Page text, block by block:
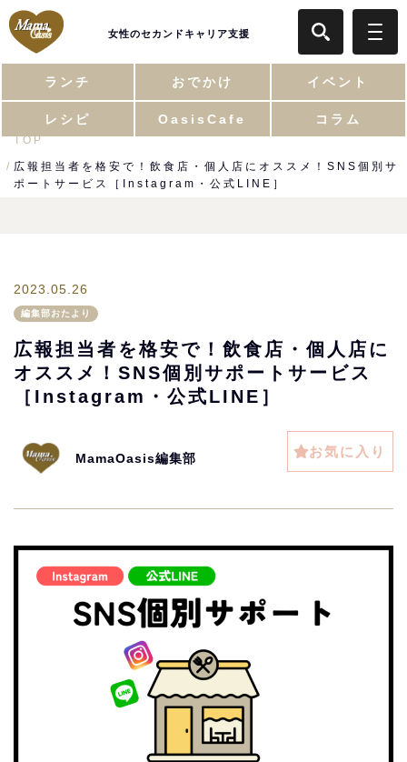
女性のセカンドキャリア支援
ランチ おでかけ イベント
レシピ OasisCafe コラム
TOP
広報担当者を格安で！飲食店・個人店にオススメ！SNS個別サ
ポートサービス［Instagram・公式LINE］
2023.05.26
編集部おたより
広報担当者を格安で！飲食店・個人店に
オススメ！SNS個別サポートサービス
［Instagram・公式LINE］
MamaOasis編集部 お気に入り